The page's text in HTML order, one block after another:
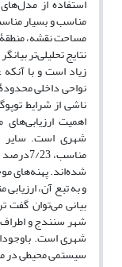
مساحت نقشه،
نتایج تحلیلی‌تر
زیاد است و با آنکه
نواحی داخلی
ناشی از شرایط
اهمیت
شده‌اند. پهنه‌های
و به تبع آن، ارزیابی
بیانی می‌توان گفت
شهر سنندج و
شهری است.
سیستمی محیطی در